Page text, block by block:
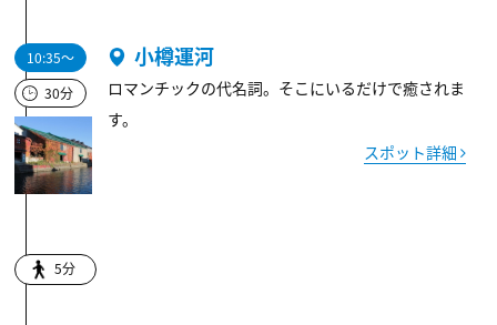
10:35～
30分
小樽運河
ロマンチックの代名詞。そこにいるだけで癒されま
す。
スポット詳細
5分